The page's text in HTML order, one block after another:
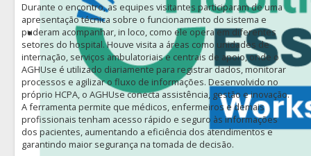
Durante o encontro, as equipes visitantes participaram de uma
apresentação técnica sobre o funcionamento do sistema e
puderam acompanhar, in loco, como ele opera em diferentes
setores do hospital. Houve visita a áreas como unidades de
internação, serviços ambulatoriais e centrais de apoio, onde o
AGHUse é utilizado diariamente para registrar dados, monitorar
processos e agilizar o fluxo de informações. Desenvolvido no
próprio HCPA, o AGHUse conecta assistência, gestão e inovação.
A ferramenta permite que médicos, enfermeiros e demais
profissionais tenham acesso rápido e seguro às informações
dos pacientes, aumentando a eficiência dos atendimentos e
garantindo maior segurança na tomada de decisão.